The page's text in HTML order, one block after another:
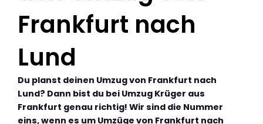
Frankfurt nach
Lund
Du planst deinen Umzug von Frankfurt nach
Lund? Dann bist du bei Umzug Krüger aus
Frankfurt genau richtig! Wir sind die Nummer
eins, wenn es um Umzüge von Frankfurt nach